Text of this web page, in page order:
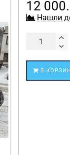
12
Нашли
В